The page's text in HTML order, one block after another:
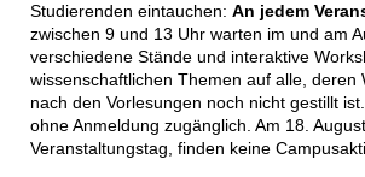
Studierenden eintauchen: An jedem
zwischen 9 und 13 Uhr warten im und am
verschiedene Stände und interaktive
wissenschaftlichen Themen auf alle, deren
nach den Vorlesungen noch nicht gestillt
ohne Anmeldung zugänglich. Am 18.
Veranstaltungstag, finden keine